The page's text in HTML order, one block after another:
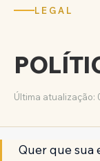
LEGAL
Última atualização:
Quer que sua